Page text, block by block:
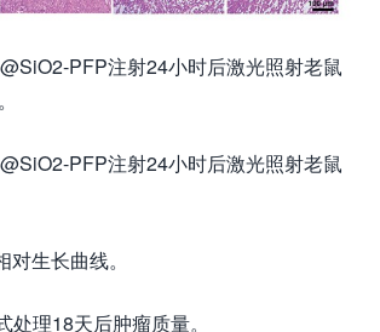
PFP注射24小时后激光照射老鼠
PFP注射24小时后激光照射老鼠
生长曲线。
理18天后肿瘤质量。